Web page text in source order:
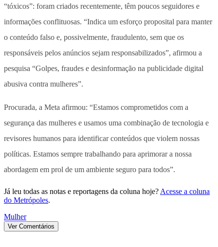
“tóxicos”: foram criados recentemente, têm poucos seguidores e
informações conflituosas. “Indica um esforço proposital para manter
o conteúdo falso e, possivelmente, fraudulento, sem que os
responsáveis pelos anúncios sejam responsabilizados”, afirmou a
pesquisa “Golpes, fraudes e desinformação na publicidade digital
abusiva contra mulheres”.
Procurada, a Meta afirmou: “Estamos comprometidos com a
segurança das mulheres e usamos uma combinação de tecnologia e
revisores humanos para identificar conteúdos que violem nossas
políticas. Estamos sempre trabalhando para aprimorar a nossa
abordagem em prol de um ambiente seguro para todos”.
Já leu todas as notas e reportagens da coluna hoje? Acesse a coluna
do Metrópoles.
Mulher
Ver Comentários